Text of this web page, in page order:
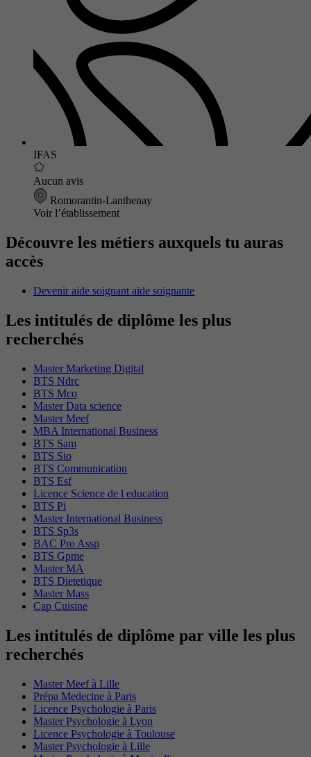
IFAS
Aucun avis
Romorantin-Lanthenay
Voir l’établissement
Découvre les métiers auxquels tu auras
accès
Devenir aide soignant aide soignante
Les intitulés de diplôme les plus
recherchés
Master Marketing Digital
BTS Ndrc
BTS Mco
Master Data science
Master Meef
MBA International Business
BTS Sam
BTS Sio
BTS Communication
BTS Esf
Licence Science de l education
BTS Pi
Master International Business
BTS Sp3s
BAC Pro Assp
BTS Gpme
Master MA
BTS Dietetique
Master Mass
Cap Cuisine
Les intitulés de diplôme par ville les plus
recherchés
Master Meef à Lille
Prépa Medecine à Paris
Licence Psychologie à Paris
Master Psychologie à Lyon
Licence Psychologie à Toulouse
Master Psychologie à Lille